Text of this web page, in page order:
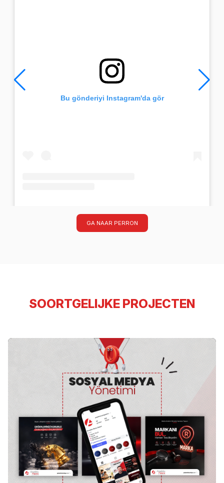
Bu gönderiyi Instagram'da gör
GA NAAR PERRON
SOORTGELIJKE PROJECTEN